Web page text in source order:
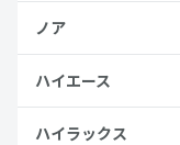
ノア
ハイエース
ハイラックス